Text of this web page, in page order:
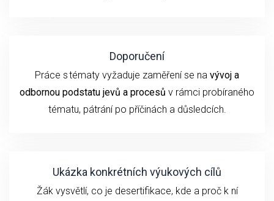
Doporučení
Práce s tématy vyžaduje zaměření se na vývoj a
odbornou podstatu jevů a procesů v rámci probíraného
tématu, pátrání po příčinách a důsledcích.
Ukázka konkrétních výukových cílů
Žák vysvětlí, co je desertifikace, kde a proč k ní